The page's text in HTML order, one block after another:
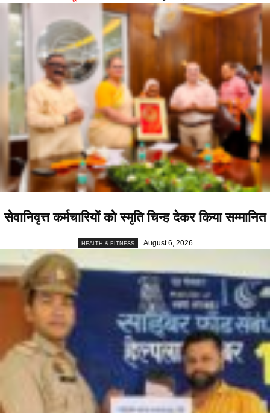
सेवानिवृत्त कर्मचारियों को स्मृति चिन्ह देकर किया सम्मानित
HEALTH & FITNESS August 6, 2026